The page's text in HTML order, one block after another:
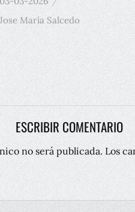
María Salcedo
ESCRIBIR COMENTARIO
no será publicada. Los